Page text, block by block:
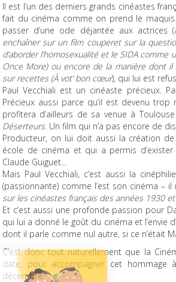
Il est l’un des derniers grands cinéastes
fait du cinéma comme on prend le
passer d’une ode déjantée aux actrices (
enchaîner sur un film couperet sur la
d’aborder l’homosexualité et le SIDAcomme
Once More) ou encore de la manière dont il
sur recettes (À vot’ bon cœur), qui lui est
Paul Vecchiali est un cinéaste précieux.
Précieux aussi parce qu’il est devenu
profitera d’ailleurs de sa venue à
Déserteurs. Un film qui n’a pas encore de
Producteur, on lui doit aussi la création
école de cinéma et qui a permis d’exister
Claude Guiguet…
Mais Paul Vecchiali, c’est aussi la
(passionnante) comme l’est son cinéma –
sur les cinéastes français des années 1930
Et c’est aussi une profonde passion pour
qui lui a donné le goût du cinéma et l’envie
dont il parle comme nul autre, si ce n’était
C’est donc tout naturellement que la
date, pour accompagner cet hommage
décembre.